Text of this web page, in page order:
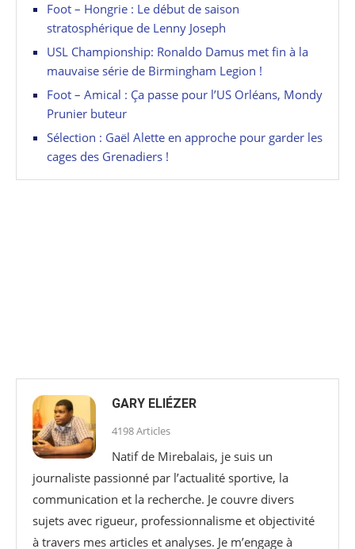
Foot – Hongrie : Le début de saison
stratosphérique de Lenny Joseph
USL Championship: Ronaldo Damus met fin à la
mauvaise série de Birmingham Legion !
Foot – Amical : Ça passe pour l’US Orléans, Mondy
Prunier buteur
Sélection : Gaël Alette en approche pour garder les
cages des Grenadiers !
GARY ELIÉZER
4198 Articles
Natif de Mirebalais, je suis un
journaliste passionné par l’actualité sportive, la
communication et la recherche. Je couvre divers
sujets avec rigueur, professionnalisme et objectivité
à travers mes articles et analyses. Je m’engage à